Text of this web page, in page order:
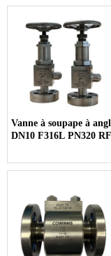
Vanne à soupape à
DN10 F316L PN320